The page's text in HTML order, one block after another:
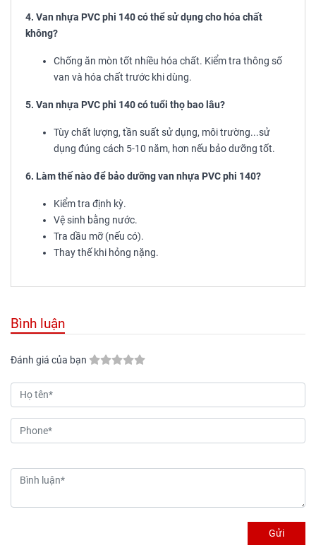
4. Van nhựa PVC phi 140 có thể sử dụng cho hóa chất
không?
Chống ăn mòn tốt nhiều hóa chất. Kiểm tra thông số
van và hóa chất trước khi dùng.
5. Van nhựa PVC phi 140 có tuổi thọ bao lâu?
Tùy chất lượng, tần suất sử dụng, môi trường...sử
dụng đúng cách 5-10 năm, hơn nếu bảo dưỡng tốt.
6. Làm thế nào để bảo dưỡng van nhựa PVC phi 140?
Kiểm tra định kỳ.
Vệ sinh bằng nước.
Tra dầu mỡ (nếu có).
Thay thế khi hỏng nặng.
Bình luận
Đánh giá của bạn
Gửi